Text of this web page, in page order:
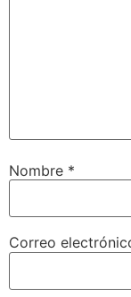
Nombre *
Correo